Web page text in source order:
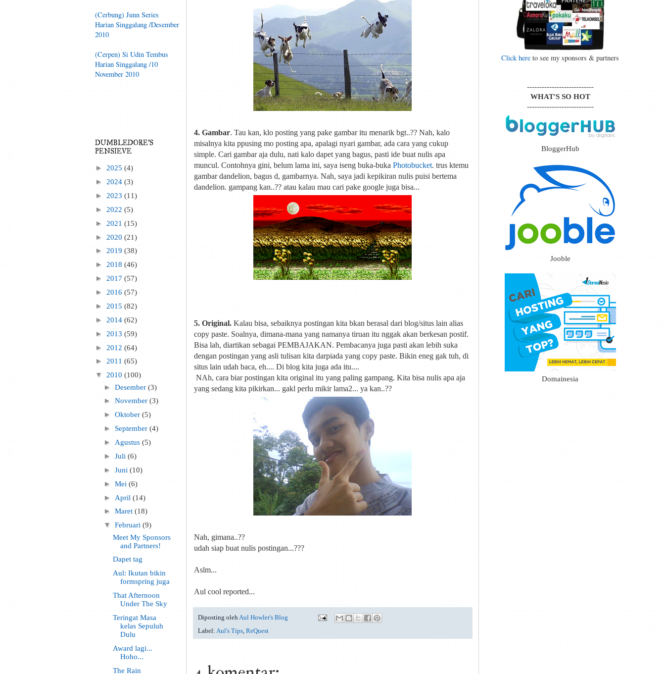
4. Gambar. Tau kan, klo posting yang pake gambar itu menarik bgt..?? Nah, kalo
misalnya kita ppusing mo posting apa, apalagi nyari gambar, ada cara yang cukup
simple. Cari gambar aja dulu, nati kalo dapet yang bagus, pasti ide buat nulis apa
muncul. Contohnya gini, belum lama ini, saya iseng buka-buka Photobucket. trus ktemu
gambar dandelion, bagus d, gambarnya. Nah, saya jadi kepikiran nulis puisi bertema
dandelion. gampang kan..?? atau kalau mau cari pake google juga bisa...
5. Original.Kalau bisa, sebaiknya postingan kita bkan berasal dari blog/situs lain alias
copy paste. Soalnya, dimana-mana yang namanya tiruan itu nggak akan berkesan postif.
Bisa lah, diartikan sebagai PEMBAJAKAN. Pembacanya juga pasti akan lebih suka
dengan postingan yang asli tulisan kita darpiada yang copy paste. Bikin eneg gak tuh, di
situs lain udah baca, eh.... Di blog kita juga ada itu....
NAh, cara biar postingan kita original itu yang paling gampang. Kita bisa nulis apa aja
yang sedang kita pikirkan... gakl perlu mikir lama2... ya kan..??
Nah, gimana..??
udah siap buat nulis postingan...???
Aslm...
Aul cool reported...
Diposting oleh Aul Howler's Blog
Label: Aul's Tips, ReQuest
(Cerbung) Junn Series
Harian Singgalang /Desember
2010
(Cerpen) Si Udin Tembus
Harian Singgalang /10
November 2010
DUMBLEDORE'S
PENSIEVE
► 2025 (4)
► 2024 (3)
► 2023 (11)
► 2022 (5)
► 2021 (15)
► 2020 (21)
► 2019 (38)
► 2018 (46)
► 2017 (57)
► 2016 (57)
► 2015 (82)
► 2014 (62)
► 2013 (59)
► 2012 (64)
► 2011 (65)
▼ 2010 (100)
►Desember(3)
►November(3)
►Oktober(5)
► September(4)
► Agustus(5)
►Juli(6)
►Juni(10)
►Mei(6)
► April(14)
►Maret(18)
▼Februari(9)
Meet My Sponsors
and Partners!
Dapet tag
Aul: Ikutan bikin
formspring juga
That Afternoon
Under The Sky
Teringat Masa
kelas Sepuluh
Dulu
Award lagi...
Hoho...
The Rain
Click here to see my sponsors & partners
---------------------------
WHAT'S SO HOT
---------------------------
BloggerHub
Jooble
Domainesia